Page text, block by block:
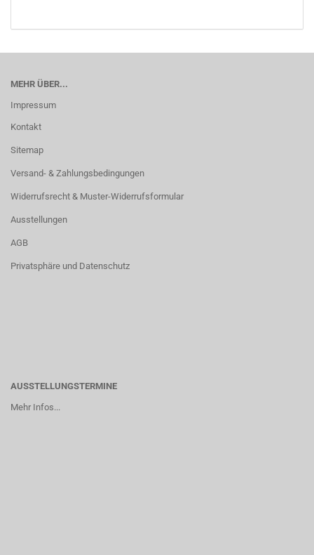
MEHR ÜBER...
Impressum
Kontakt
Sitemap
Versand- & Zahlungsbedingungen
Widerrufsrecht & Muster-Widerrufsformular
Ausstellungen
AGB
Privatsphäre und Datenschutz
AUSSTELLUNGSTERMINE
Mehr Infos...